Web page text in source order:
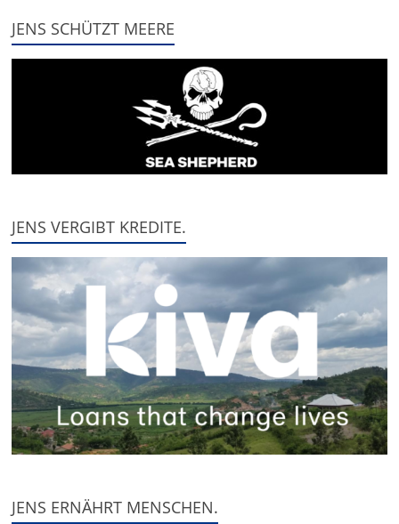
JENS SCHÜTZT MEERE
JENS VERGIBT KREDITE.
JENS ERNÄHRT MENSCHEN.